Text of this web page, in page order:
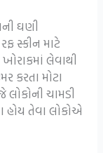
ઘણી
સ્કીન માટે
લેવાથી
કરતા મોટા
ચામડી
હોય તેવા લોકોએ